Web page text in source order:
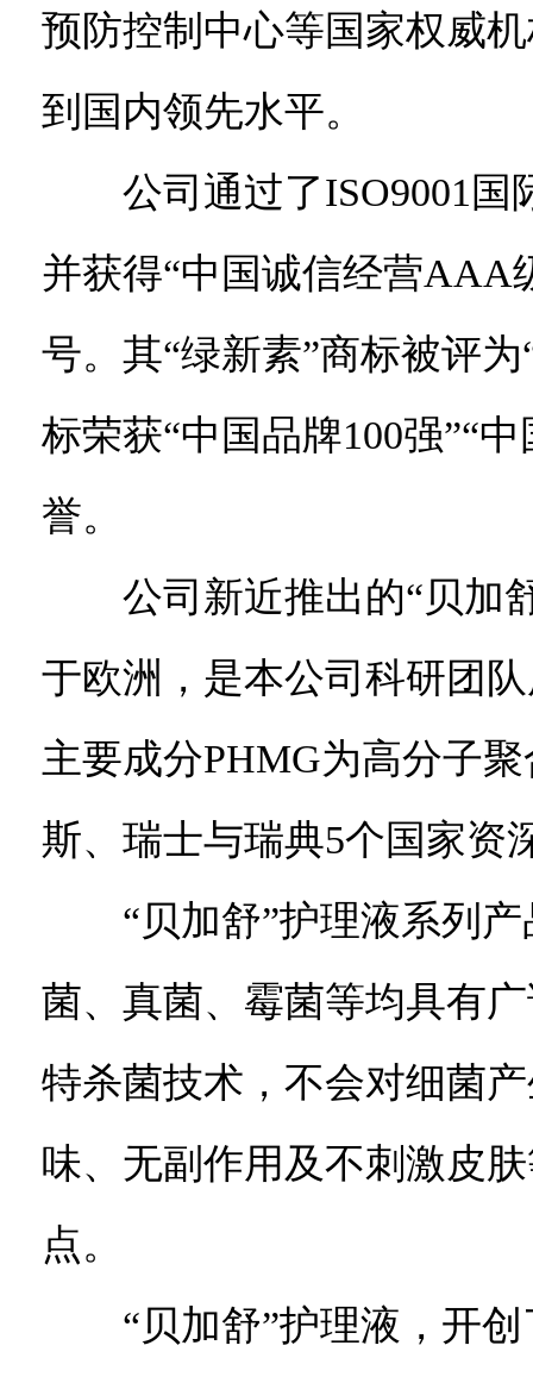
预防控制中心等国家权威
到国内领先水平。
公司通过了ISO9001国
并获得“中国诚信经营AAA
号。其“绿新素”商标被评
标荣获“中国品牌100强”“
誉。
公司新近推出的“贝加舒
于欧洲，是本公司科研团
主要成分PHMG为高分子
斯、瑞士与瑞典5个国家资
“贝加舒”护理液系列产
菌、真菌、霉菌等均具有
特杀菌技术，不会对细菌
味、无副作用及不刺激皮
点。
“贝加舒”护理液，开创